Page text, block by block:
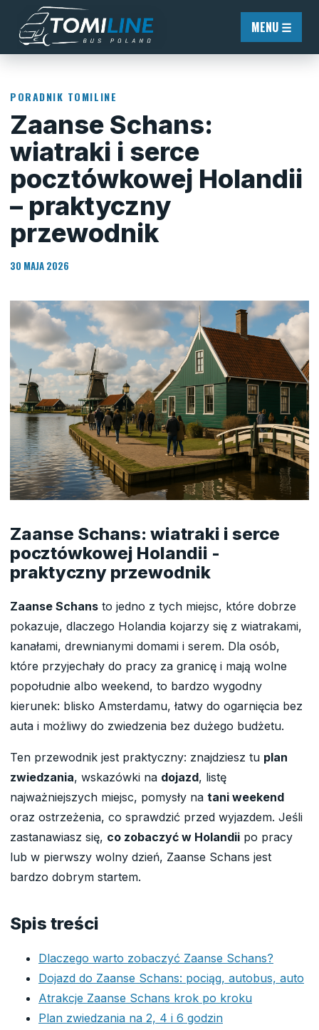
Przejdź do treści
MENU ☰
PORADNIK TOMILINE
Zaanse Schans:
wiatraki i serce
pocztówkowej Holandii
– praktyczny
przewodnik
30 MAJA 2026
Zaanse Schans: wiatraki i serce
pocztówkowej Holandii -
praktyczny przewodnik
Zaanse Schans to jedno z tych miejsc, które dobrze
pokazuje, dlaczego Holandia kojarzy się z wiatrakami,
kanałami, drewnianymi domami i serem. Dla osób,
które przyjechały do pracy za granicę i mają wolne
popołudnie albo weekend, to bardzo wygodny
kierunek: blisko Amsterdamu, łatwy do ogarnięcia bez
auta i możliwy do zwiedzenia bez dużego budżetu.
Ten przewodnik jest praktyczny: znajdziesz tu plan
zwiedzania, wskazówki na dojazd, listę
najważniejszych miejsc, pomysły na tani weekend
oraz ostrzeżenia, co sprawdzić przed wyjazdem. Jeśli
zastanawiasz się, co zobaczyć w Holandii po pracy
lub w pierwszy wolny dzień, Zaanse Schans jest
bardzo dobrym startem.
Spis treści
Dlaczego warto zobaczyć Zaanse Schans?
Dojazd do Zaanse Schans: pociąg, autobus, auto
Atrakcje Zaanse Schans krok po kroku
Plan zwiedzania na 2, 4 i 6 godzin